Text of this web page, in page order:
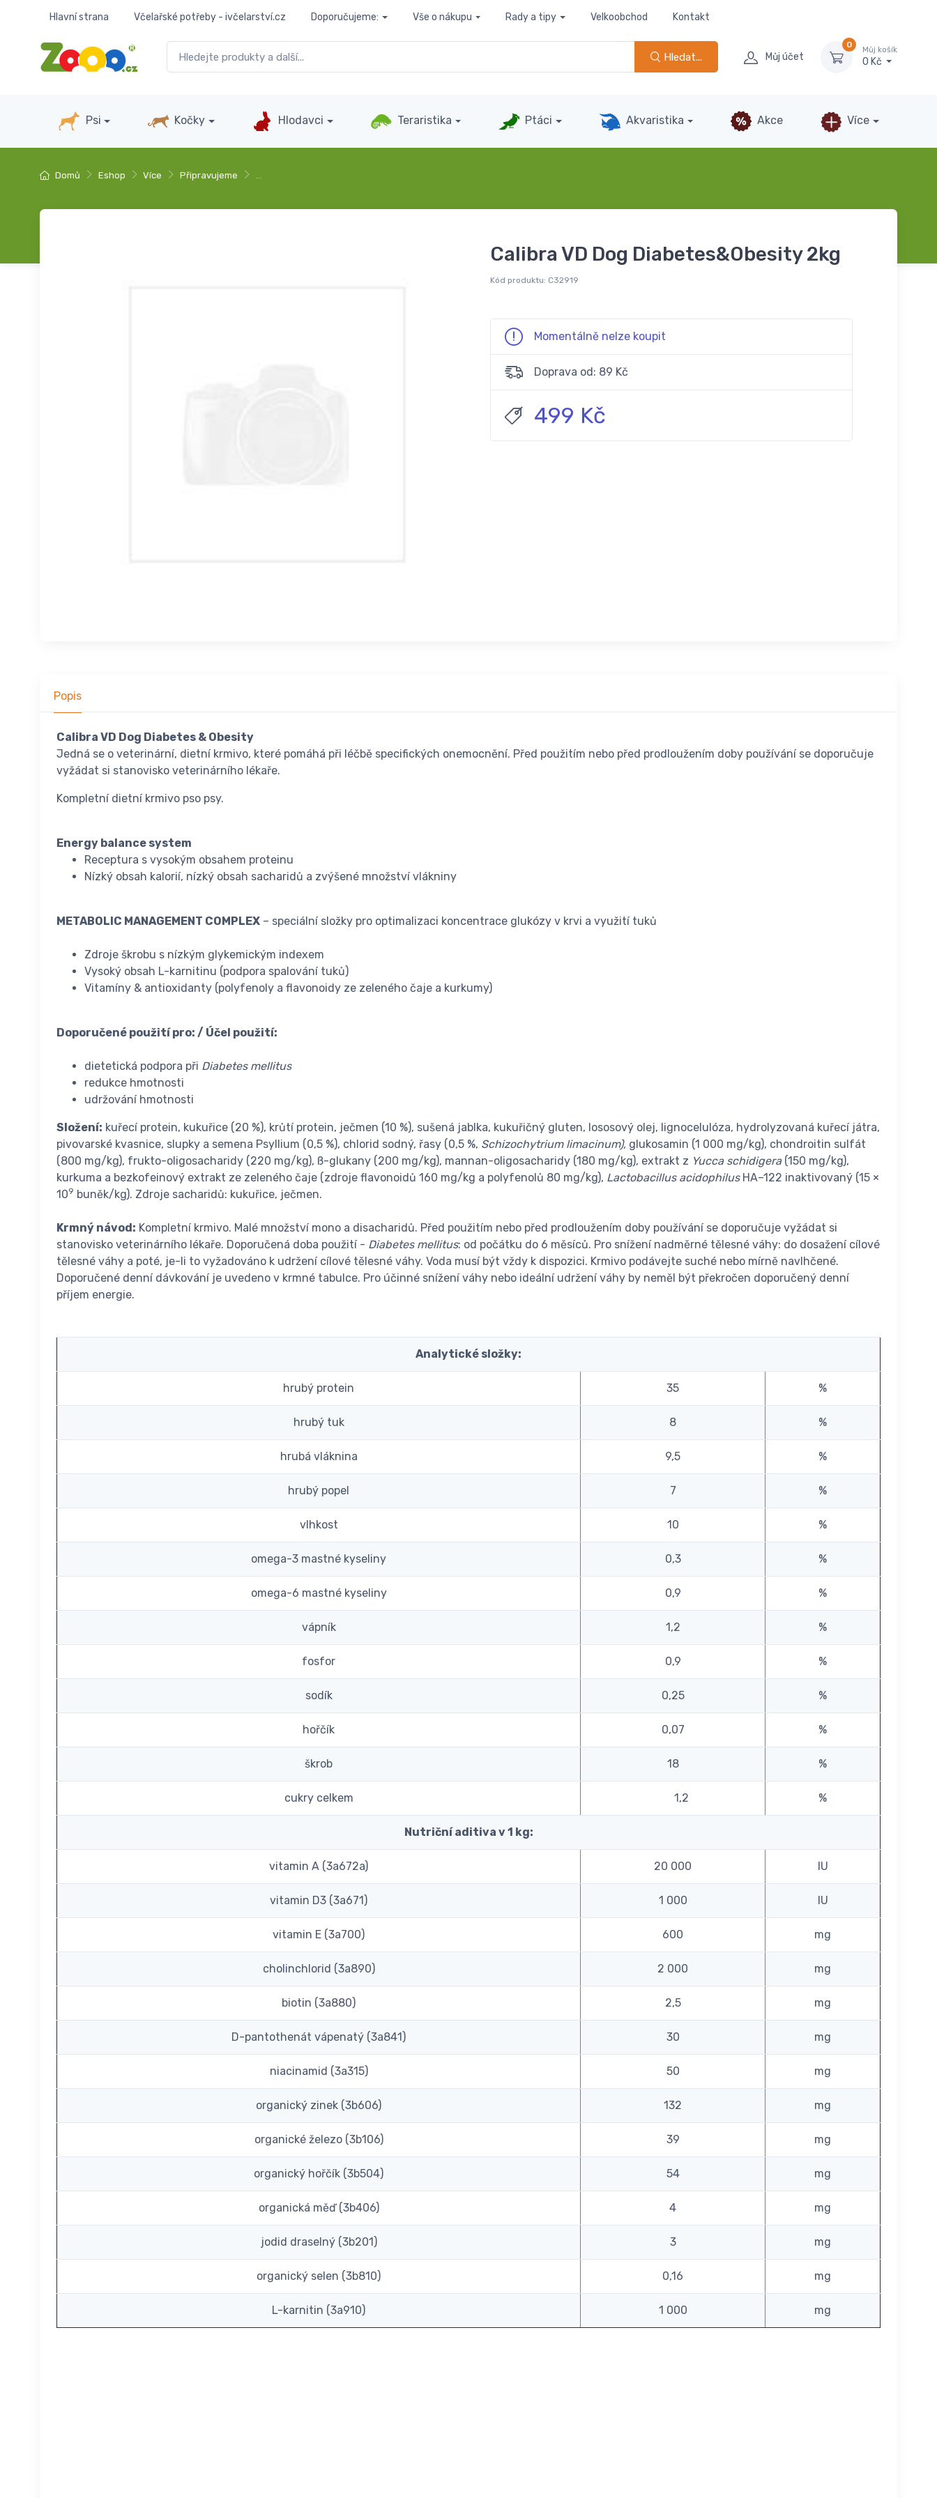
Hlavní strana Včelařské potřeby - ivčelarství.cz Doporučujeme: Vše o nákupu Rady a tipy Velkoobchod Kontakt
Hledat... Můj účet
0
Můj košík
0 Kč
Psi Kočky Hlodavci Teraristika Ptáci Akvaristika Akce Více
Domů Eshop Více Připravujeme …
Calibra VD Dog Diabetes&Obesity 2kg
Kód produktu: C32919
Momentálně nelze koupit
Doprava od: 89 Kč
499 Kč
Popis
Calibra VD Dog Diabetes & Obesity
Jedná se o veterinární, dietní krmivo, které pomáhá při léčbě specifických onemocnění. Před použitím nebo před prodloužením doby používání se doporučuje
vyžádat si stanovisko veterinárního lékaře.
Kompletní dietní krmivo pso psy.
Energy balance system
Receptura s vysokým obsahem proteinu
Nízký obsah kalorií, nízký obsah sacharidů a zvýšené množství vlákniny
METABOLIC MANAGEMENT COMPLEX – speciální složky pro optimalizaci koncentrace glukózy v krvi a využití tuků
Zdroje škrobu s nízkým glykemickým indexem
Vysoký obsah L-karnitinu (podpora spalování tuků)
Vitamíny & antioxidanty (polyfenoly a flavonoidy ze zeleného čaje a kurkumy)
Doporučené použití pro: / Účel použití:
dietetická podpora při Diabetes mellitus
redukce hmotnosti
udržování hmotnosti
Složení: kuřecí protein, kukuřice (20 %), krůtí protein, ječmen (10 %), sušená jablka, kukuřičný gluten, lososový olej, lignocelulóza, hydrolyzovaná kuřecí játra,
pivovarské kvasnice, slupky a semena Psyllium (0,5 %), chlorid sodný, řasy (0,5 %, Schizochytrium limacinum), glukosamin (1 000 mg/kg), chondroitin sulfát
(800 mg/kg), frukto-oligosacharidy (220 mg/kg), ß-glukany (200 mg/kg), mannan-oligosacharidy (180 mg/kg), extrakt z Yucca schidigera(150 mg/kg),
kurkuma a bezkofeinový extrakt ze zeleného čaje (zdroje flavonoidů 160 mg/kg a polyfenolů 80 mg/kg), Lactobacillus acidophilusHA–122 inaktivovaný (15 ×
109 buněk/kg). Zdroje sacharidů: kukuřice, ječmen.
Krmný návod: Kompletní krmivo. Malé množství mono a disacharidů. Před použitím nebo před prodloužením doby používání se doporučuje vyžádat si
stanovisko veterinárního lékaře. Doporučená doba použití - Diabetes mellitus: od počátku do 6 měsíců. Pro snížení nadměrné tělesné váhy: do dosažení cílové
tělesné váhy a poté, je-li to vyžadováno k udržení cílové tělesné váhy. Voda musí být vždy k dispozici. Krmivo podávejte suché nebo mírně navlhčené.
Doporučené denní dávkování je uvedeno v krmné tabulce. Pro účinné snížení váhy nebo ideální udržení váhy by neměl být překročen doporučený denní
příjem energie.
Analytické složky:
hrubý protein 35 %
hrubý tuk 8 %
hrubá vláknina 9,5 %
hrubý popel 7 %
vlhkost 10 %
omega-3 mastné kyseliny 0,3 %
omega-6 mastné kyseliny 0,9 %
vápník 1,2 %
fosfor 0,9 %
sodík 0,25 %
hořčík 0,07 %
škrob 18 %
cukry celkem 1,2 %
Nutriční aditiva v 1 kg:
vitamin A (3a672a) 20 000 IU
vitamin D3 (3a671) 1 000 IU
vitamin E (3a700) 600 mg
cholinchlorid (3a890) 2 000 mg
biotin (3a880) 2,5 mg
D-pantothenát vápenatý (3a841) 30 mg
niacinamid (3a315) 50 mg
organický zinek (3b606) 132 mg
organické železo (3b106) 39 mg
organický hořčík (3b504) 54 mg
organická měď (3b406) 4 mg
jodid draselný (3b201) 3 mg
organický selen (3b810) 0,16 mg
L-karnitin (3a910) 1 000 mg